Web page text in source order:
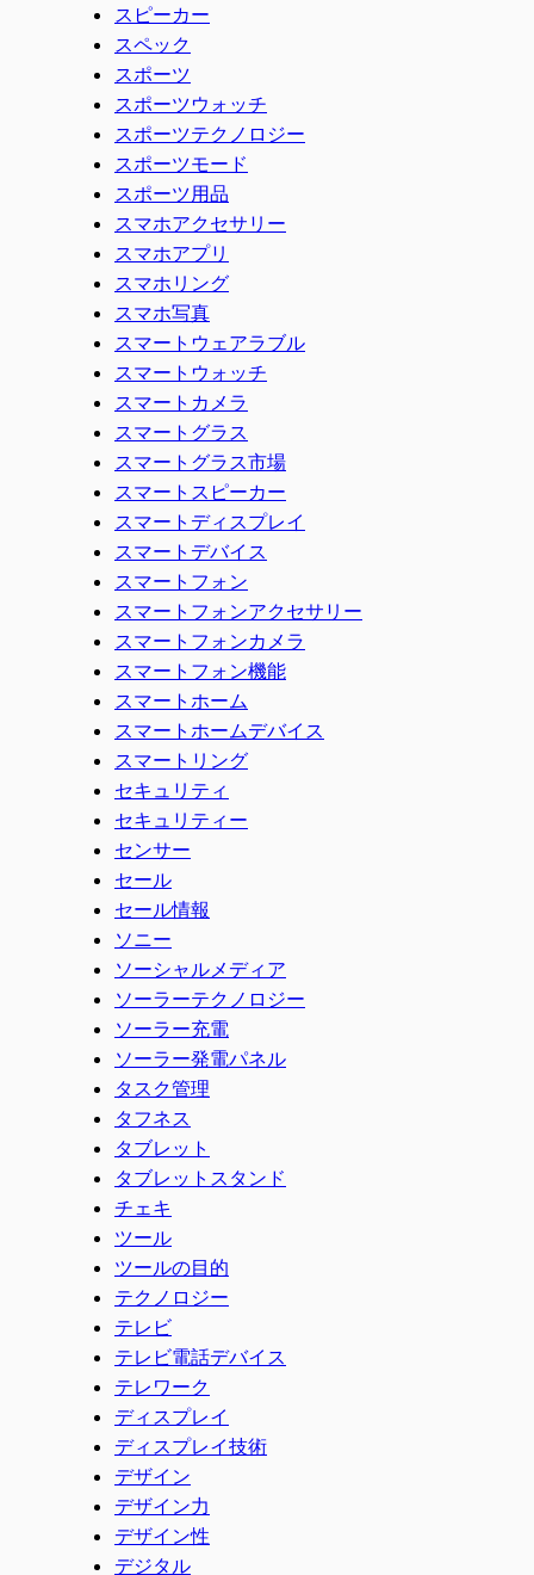
スピーカー
スペック
スポーツ
スポーツウォッチ
スポーツテクノロジー
スポーツモード
スポーツ用品
スマホアクセサリー
スマホアプリ
スマホリング
スマホ写真
スマートウェアラブル
スマートウォッチ
スマートカメラ
スマートグラス
スマートグラス市場
スマートスピーカー
スマートディスプレイ
スマートデバイス
スマートフォン
スマートフォンアクセサリー
スマートフォンカメラ
スマートフォン機能
スマートホーム
スマートホームデバイス
スマートリング
セキュリティ
セキュリティー
センサー
セール
セール情報
ソニー
ソーシャルメディア
ソーラーテクノロジー
ソーラー充電
ソーラー発電パネル
タスク管理
タフネス
タブレット
タブレットスタンド
チェキ
ツール
ツールの目的
テクノロジー
テレビ
テレビ電話デバイス
テレワーク
ディスプレイ
ディスプレイ技術
デザイン
デザイン力
デザイン性
デジタル